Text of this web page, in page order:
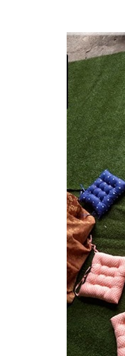
WAKTU